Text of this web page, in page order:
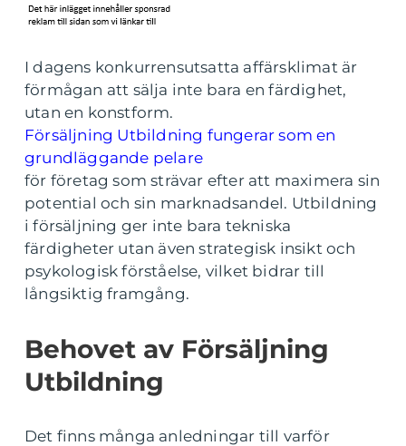
I dagens konkurrensutsatta affärsklimat är
förmågan att sälja inte bara en färdighet,
utan en konstform.
Försäljning Utbildning fungerar som en
grundläggande pelare
för företag som strävar efter att maximera sin
potential och sin marknadsandel. Utbildning
i försäljning ger inte bara tekniska
färdigheter utan även strategisk insikt och
psykologisk förståelse, vilket bidrar till
långsiktig framgång.
Behovet av Försäljning
Utbildning
Det finns många anledningar till varför